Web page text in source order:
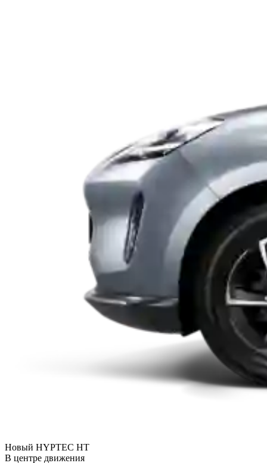
Новый HYPTEC HT
В центре движения